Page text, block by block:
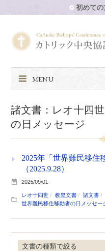
初めて
MENU
諸文書：レオ十四
の日メッセージ
2025年「世界難民移住
（2025.9.28）
2025/09/01
レオ十四世 教皇文書
諸文書
世界難民移住移動者の日メッセー
文書の種類で絞る